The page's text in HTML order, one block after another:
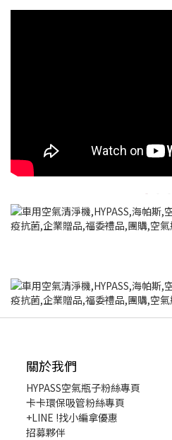
關於我們
HYPASS空氣瓶子粉絲專頁
卡卡環保吸管粉絲專頁
+LINE !找小編拿優惠
招募夥伴